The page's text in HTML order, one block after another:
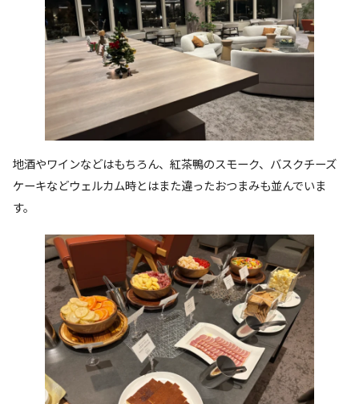
地酒やワインなどはもちろん、紅茶鴨のスモーク、バスクチーズ
ケーキなどウェルカム時とはまた違ったおつまみも並んでいま
す。